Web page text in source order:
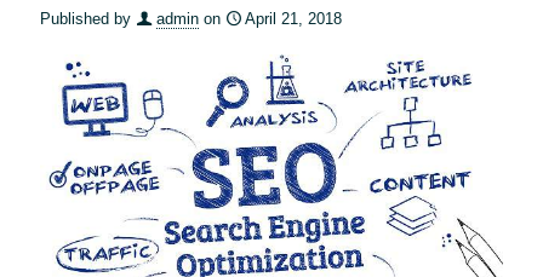
Published by admin on April 21, 2018